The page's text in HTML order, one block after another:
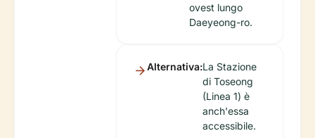
ovest lungo
Daeyeong-ro.
Alternativa:La Stazione
di Toseong
(Linea 1) è
anch'essa
accessibile.